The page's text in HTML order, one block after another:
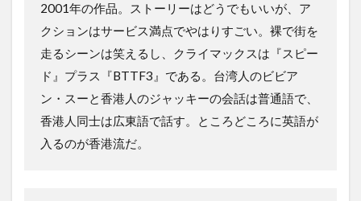
2001年の作品。ストーリーはどうでもいいが、ア
クションはサービス満点でやはりすごい。裸で街を
走るシーンは笑えるし、クライマックスは『スピー
ド』プラス『BTTF3』である。台湾人のビビア
ン・スーと香港人のジャッキーの会話は普通語で、
香港人同士は広東語で話す。ところどころに英語が
入るのが香港流だ。